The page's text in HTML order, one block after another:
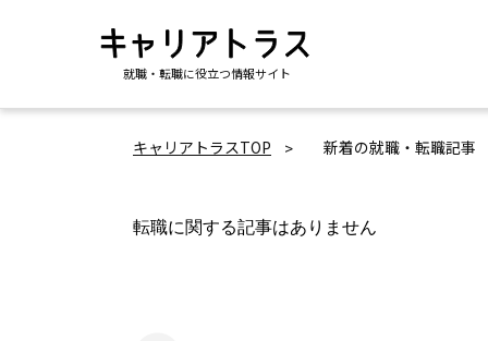
就職・転職に役立つ情報サイト
キャリアトラスTOP 新着の就職・転職記事
転職に関する記事はありません